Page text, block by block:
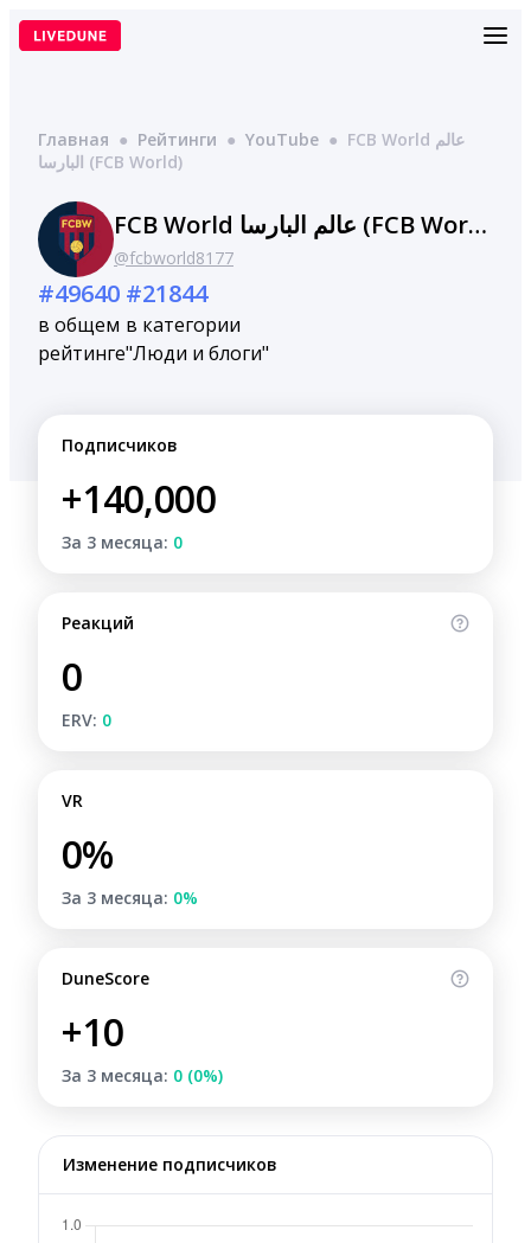
Перейти
Главная ● Рейтинги ● YouTube ● FCB World عالم
البارسا (FCB World)
FCB World عالم البارسا (FCB World)
@fcbworld8177
#49640
в общем
рейтинге
#21844
в категории
"Люди и блоги"
Подписчиков
+140,000
За 3 месяца: 0
Реакций
0
ERV: 0
VR
0%
За 3 месяца: 0%
DuneScore
+10
За 3 месяца: 0 (0%)
Изменение подписчиков